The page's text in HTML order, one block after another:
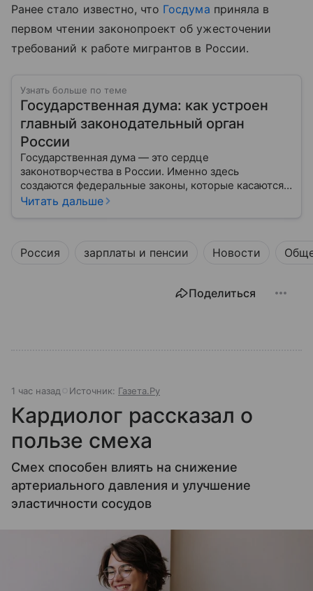
Ранее стало известно, что Госдума приняла в
первом чтении законопроект об ужесточении
требований к работе мигрантов в России.
Узнать больше по теме
Государственная дума: как устроен
главный законодательный орган
России
Государственная дума — это сердце
законотворчества в России. Именно здесь
создаются федеральные законы, которые касаются
жизни каждого гражданина: от образования и
Читать дальше
Россия зарплаты и пенсии Новости
Поделиться
1 час назад Источник: Газета.Ру
Кардиолог рассказал о
пользе смеха
Смех способен влиять на снижение
артериального давления и улучшение
эластичности сосудов